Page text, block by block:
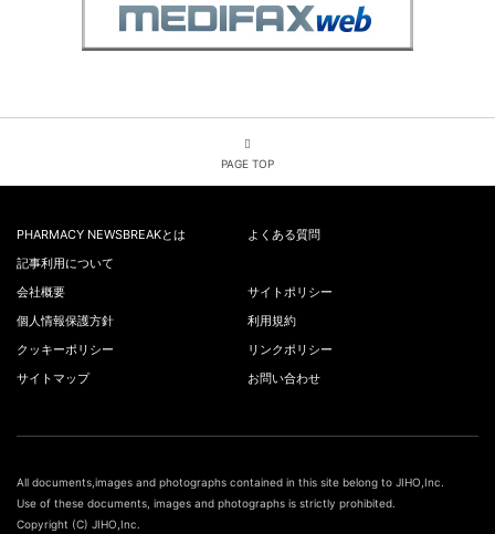
PAGE TOP
PHARMACY NEWSBREAKとは
よくある質問
記事利用について
会社概要
サイトポリシー
個人情報保護方針
利用規約
クッキーポリシー
リンクポリシー
サイトマップ
お問い合わせ
All documents,images and photographs contained in this site belong to JIHO,Inc.
Use of these documents, images and photographs is strictly prohibited.
Copyright (C) JIHO,Inc.